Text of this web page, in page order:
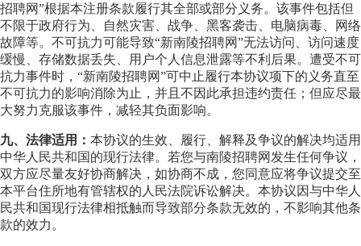
招聘网”根据本注册条款履行其全部或部分义务。该事件包括但
不限于政府行为、自然灾害、战争、黑客袭击、电脑病毒、网络
故障等。不可抗力可能导致“新南陵招聘网”无法访问、访问速度
缓慢、存储数据丢失、用户个人信息泄露等不利后果。遭受不可
抗力事件时，“新南陵招聘网”可中止履行本协议项下的义务直至
不可抗力的影响消除为止，并且不因此承担违约责任；但应尽最
大努力克服该事件，减轻其负面影响。
九、法律适用： 本协议的生效、履行、解释及争议的解决均适用
中华人民共和国的现行法律。若您与南陵招聘网发生任何争议，
双方应尽量友好协商解决，如协商不成，您同意应将争议提交至
本平台住所地有管辖权的人民法院诉讼解决。本协议因与中华人
民共和国现行法律相抵触而导致部分条款无效的，不影响其他条
款的效力。